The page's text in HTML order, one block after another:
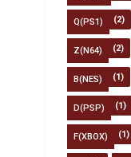
Q(PS1) (2)
Z(N64) (2)
B(NES) (1)
D(PSP) (1)
F(XBOX) (1)